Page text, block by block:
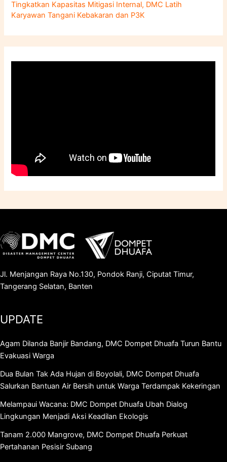
Tingkatkan Kapasitas Mitigasi Internal, DMC Latih
Karyawan Tangani Kebakaran dan P3K
Jl. Menjangan Raya No.130, Pondok Ranji, Ciputat Timur,
Tangerang Selatan, Banten
UPDATE
Agam Dilanda Banjir Bandang, DMC Dompet Dhuafa Turun Bantu
Evakuasi Warga
Dua Bulan Tak Ada Hujan di Boyolali, DMC Dompet Dhuafa
Salurkan Bantuan Air Bersih untuk Warga Terdampak Kekeringan
Melampaui Wacana: DMC Dompet Dhuafa Ubah Dialog
Lingkungan Menjadi Aksi Keadilan Ekologis
Tanam 2.000 Mangrove, DMC Dompet Dhuafa Perkuat
Pertahanan Pesisir Subang